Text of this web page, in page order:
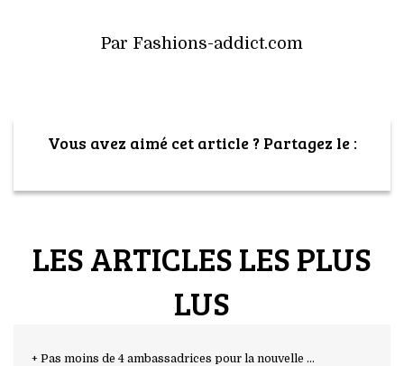
Par Fashions-addict.com
Vous avez aimé cet article ? Partagez le :
LES ARTICLES LES PLUS
LUS
+ Pas moins de 4 ambassadrices pour la nouvelle ...